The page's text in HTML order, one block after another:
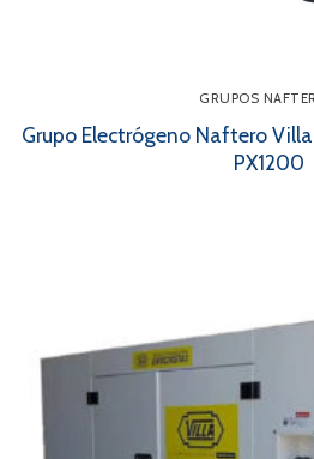
GRUPOS
Grupo Electrógeno Naftero
PX1200